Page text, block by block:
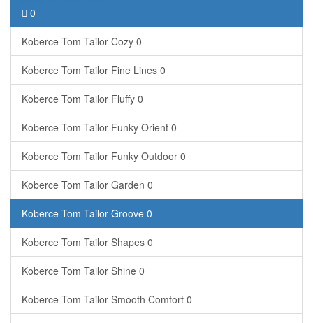
0
Koberce Tom Tailor Cozy 0
Koberce Tom Tailor Fine Lines 0
Koberce Tom Tailor Fluffy 0
Koberce Tom Tailor Funky Orient 0
Koberce Tom Tailor Funky Outdoor 0
Koberce Tom Tailor Garden 0
Koberce Tom Tailor Groove 0
Koberce Tom Tailor Shapes 0
Koberce Tom Tailor Shine 0
Koberce Tom Tailor Smooth Comfort 0